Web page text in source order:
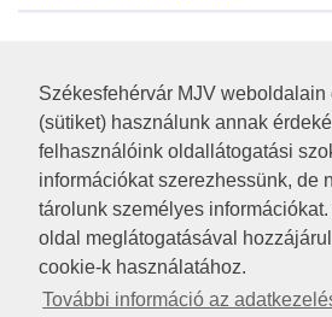
Székesfehérvár MJV weboldalain
(sütiket) használunk annak
felhasználóink oldallátogatási
információkat szerezhessünk, de
tárolunk személyes információkat.
oldal meglátogatásával
cookie-k használatához.
További információ az
RSS
A HONLAP 2017.03.31-I ÁLLAPOTA
JOGI NYILATKOZAT
IMPRESSZUM